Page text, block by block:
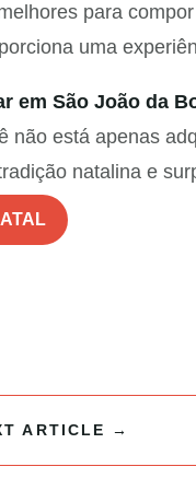
para
uma
em São João da
não está apenas
natalina e
ARTICLE →